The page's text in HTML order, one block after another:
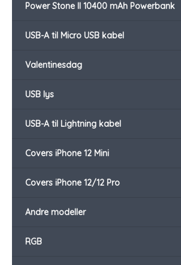
Power Stone II 10400 mAh Powerbank
USB-A til Micro USB kabel
Valentinesdag
USB lys
USB-A til Lightning kabel
Covers iPhone 12 Mini
Covers iPhone 12/12 Pro
Andre modeller
RGB